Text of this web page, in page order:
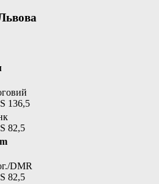
136,5
82,5
DMR
82,5